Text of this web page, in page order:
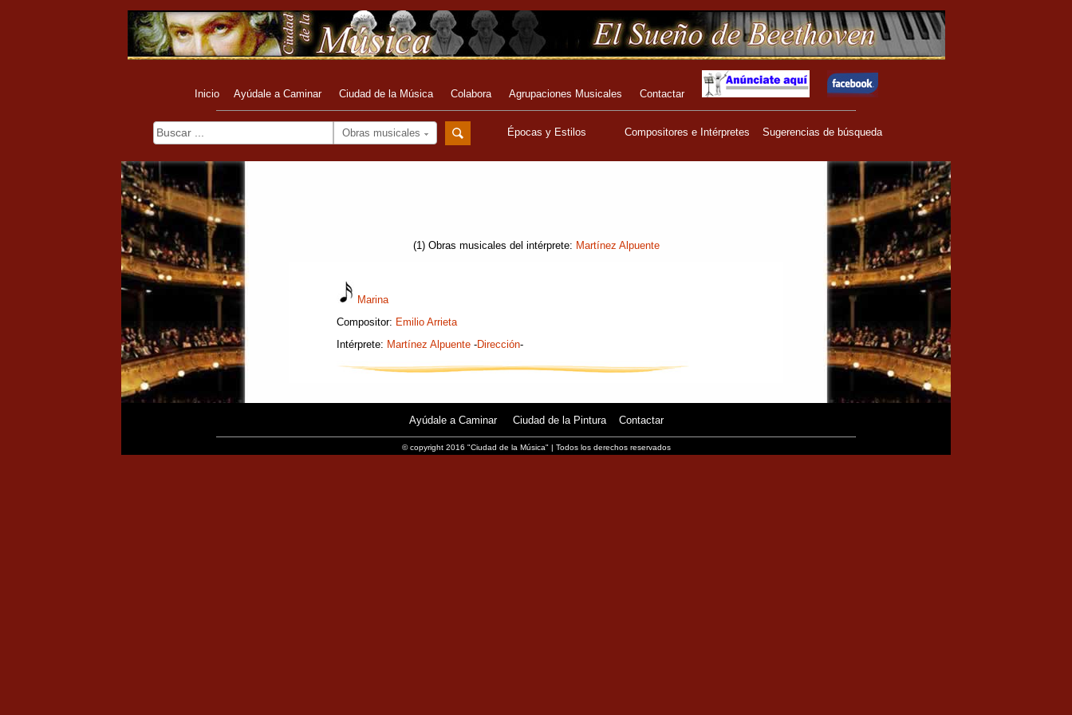
Inicio Ayúdale a Caminar Ciudad de la Música Colabora Agrupaciones Musicales Contactar
Obras musicales Épocas y Estilos Compositores e Intérpretes Sugerencias de búsqueda
(1) Obras musicales del intérprete: Martínez Alpuente
Marina
Compositor: Emilio Arrieta
Intérprete: Martínez Alpuente -Dirección-
Ayúdale a Caminar Ciudad de la Pintura Contactar
© copyright 2016 "Ciudad de la Música" | Todos los derechos reservados